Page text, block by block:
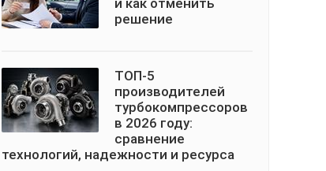
и как отменить
решение
ТОП-5
производителей
турбокомпрессоров
в 2026 году:
сравнение
технологий, надежности и ресурса